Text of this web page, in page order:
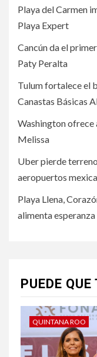
Playa del Carmen
Playa Expert
Cancún da el
Paty Peralta
Tulum fortalece el
Canastas Básicas
Washington ofrece
Melissa
Uber pierde
aeropuertos
Playa Llena,
alimenta
PUEDE
QUINTANA ROO